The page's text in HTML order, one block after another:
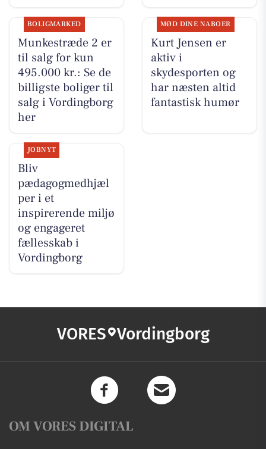
BOLIGMARKED
Munkestræde 2 er
til salg for kun
495.000 kr.: Se de
billigste boliger til
salg i Vordingborg
her
MØD DINE NABOER
Kurt Jensen er
aktiv i
skydesporten og
har næsten altid
fantastisk humør
JOBNYT
Bliv
pædagogmedhjæl
per i et
inspirerende miljø
og engageret
fællesskab i
Vordingborg
VORES Vordingborg
OM VORES DIGITAL